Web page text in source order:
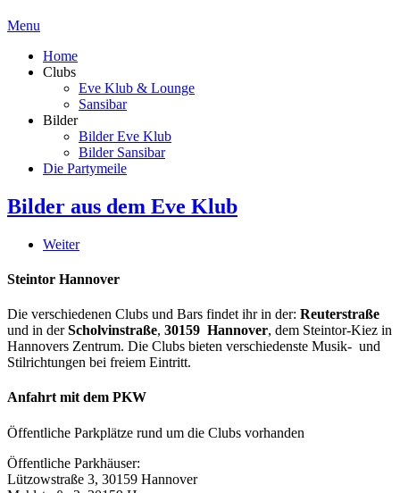
Menu
Home
Clubs
Eve Klub & Lounge
Sansibar
Bilder
Bilder Eve Klub
Bilder Sansibar
Die Partymeile
Bilder aus dem Eve Klub
Weiter
Steintor Hannover
Die verschiedenen Clubs und Bars findet ihr in der: Reuterstraße
und in derScholvinstraße, 30159 Hannover, dem Steintor-Kiez in
Hannovers Zentrum. Die Clubs bieten verschiedenste Musik- und
Stilrichtungen bei freiem Eintritt.
Anfahrt mit dem PKW
Öffentliche Parkplätze rund um die Clubs vorhanden
Öffentliche Parkhäuser:
Lützowstraße 3, 30159 Hannover